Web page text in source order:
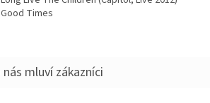
Good Times